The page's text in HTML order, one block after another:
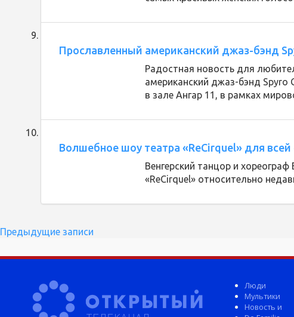
Прославленный американский джаз-бэнд
Радостная новость для
американский джаз-бэнд Spyro
в зале Ангар 11, в рамках
Волшебное шоу театра «ReCirquel» для всей
Венгерский танцор и
«ReCirquel» относительно
Навигация
по
записям
Предыдущие записи
Люди
Мультики
Новость и